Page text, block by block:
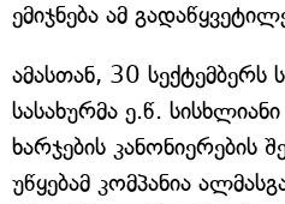
ემიჯნება ამ
ამასთან, 30
სასახურმა ე.წ.
ხარჯების კანონიერების
უწყებამ კომპანია